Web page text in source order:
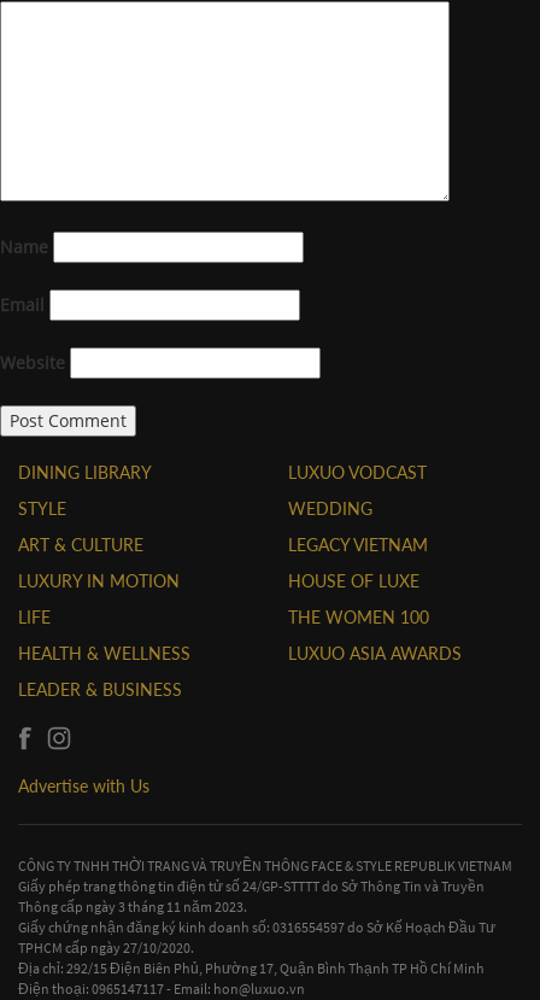
Name
Email
Website
DINING LIBRARY
STYLE
ART & CULTURE
LUXURY IN MOTION
LIFE
HEALTH & WELLNESS
LEADER & BUSINESS
LUXUO VODCAST
WEDDING
LEGACY VIETNAM
HOUSE OF LUXE
THE WOMEN 100
LUXUO ASIA AWARDS
Advertise with Us
CÔNG TY TNHH THỜI TRANG VÀ TRUYỀN THÔNG FACE & STYLE REPUBLIK VIETNAM
Giấy phép trang thông tin điện tử số 24/GP-STTTT do Sở Thông Tin và Truyền
Thông cấp ngày 3 tháng 11 năm 2023.
Giấy chứng nhận đăng ký kinh doanh số: 0316554597 do Sở Kế Hoạch Đầu Tư
TPHCM cấp ngày 27/10/2020.
Địa chỉ: 292/15 Điện Biên Phủ, Phường 17, Quận Bình Thạnh TP Hồ Chí Minh
Điện thoại: 0965147117 - Email: hon@luxuo.vn